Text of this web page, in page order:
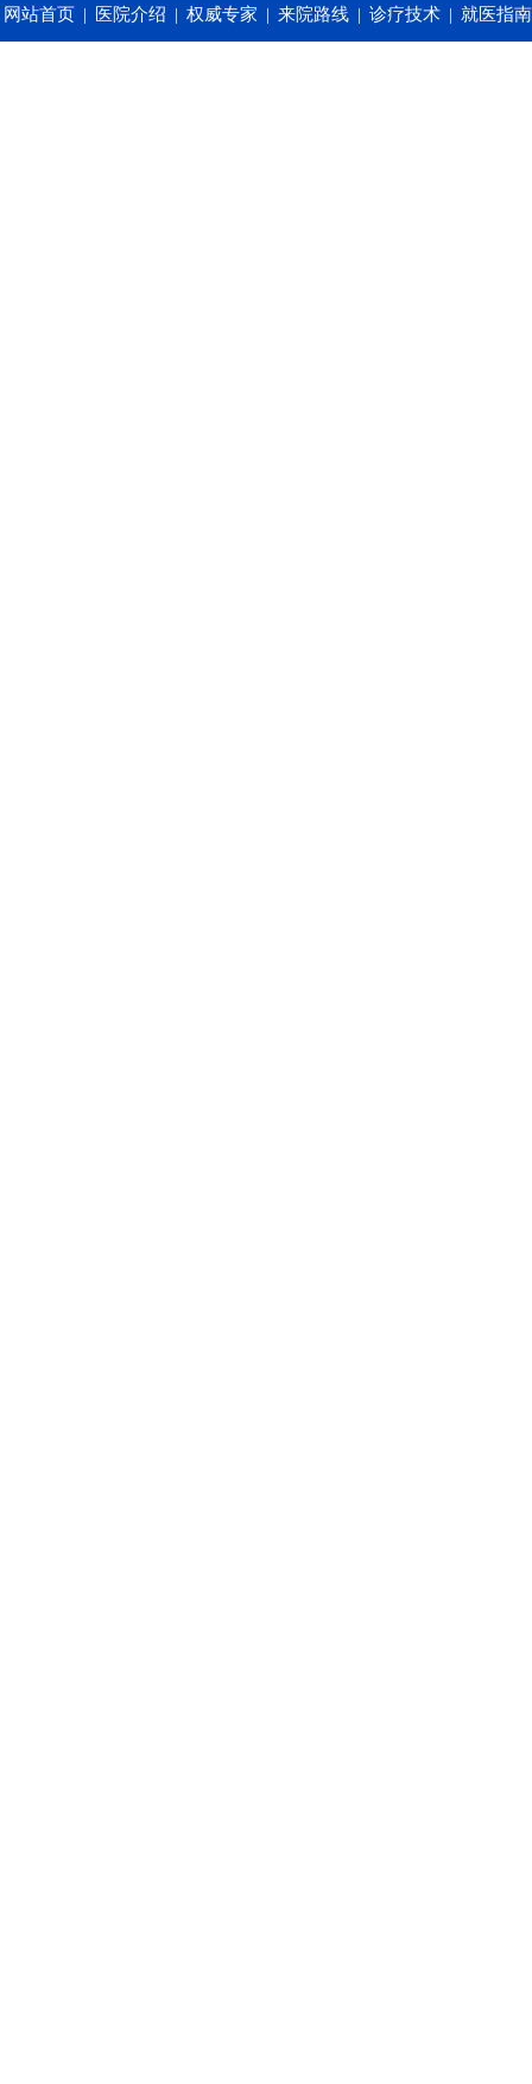
网站首页 | 医院介绍 | 权威专家 | 来院路线 | 诊疗技术 | 就医指南